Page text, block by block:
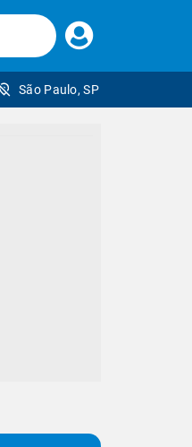
Faça
seu
São Paulo, SP